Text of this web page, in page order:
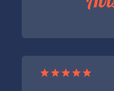
star star star star star